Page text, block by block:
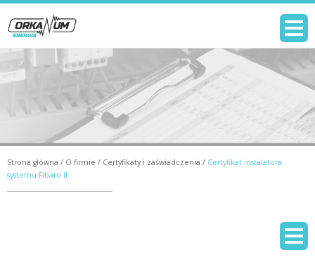
Strona główna / O firmie / Certyfikaty i zaświadczenia / Certyfikat instalatora
systemu Fibaro II